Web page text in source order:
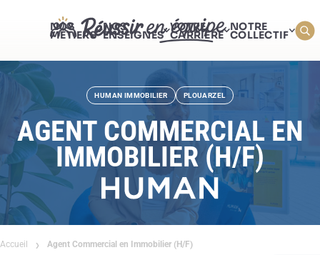
NOS
MÉTIERS
NOS
ENSEIGNES
VOTRE
CARRIÈRE
NOTRE
COLLECTIF
HUMAN IMMOBILIER PLOUARZEL
AGENT COMMERCIAL EN
IMMOBILIER (H/F)
Accueil Agent Commercial en Immobilier (H/F)